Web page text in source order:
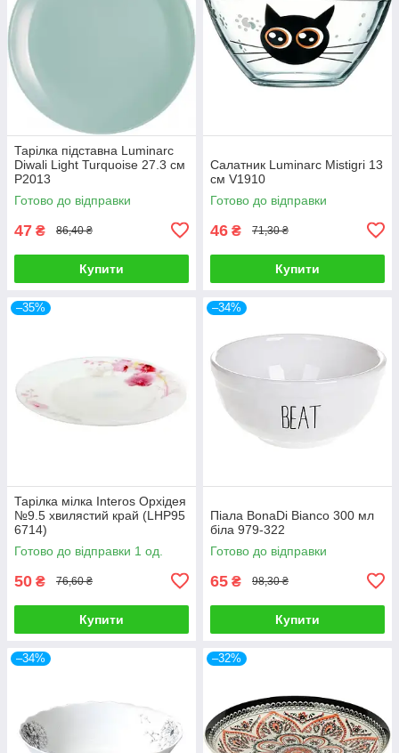
Тарілка підставна Luminarc
Diwali Light Turquoise 27.3 см
P2013
Готово до відправки
47 ₴ 86,40 ₴
Купити
Салатник Luminarc Mistigri 13
см V1910
Готово до відправки
46 ₴ 71,30 ₴
Купити
–35%
Тарілка мілка Interos Орхідея
№9.5 хвилястий край (LHP95
6714)
Готово до відправки 1 од.
50 ₴ 76,60 ₴
Купити
–34%
Піала BonaDi Bianco 300 мл
біла 979-322
Готово до відправки
65 ₴ 98,30 ₴
Купити
–34% –32%